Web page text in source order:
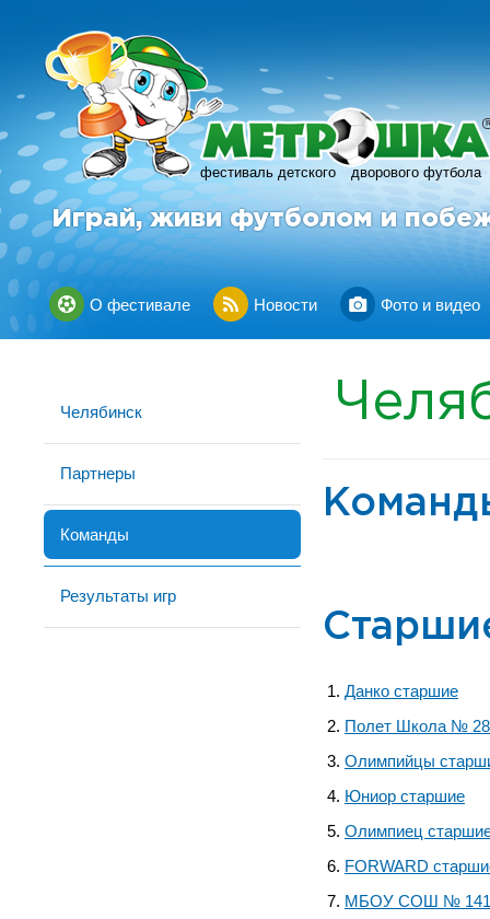
фестиваль детского дворового футбола
R
Играй, живи футболом и
О фестивале Новости Фото и видео
Челябинск
Партнеры
Команды
Результаты игр
Данко старшие
Полет Школа №
Олимпийцы
Юниор старшие
Олимпиец
FORWARD
МБОУ СОШ № 141